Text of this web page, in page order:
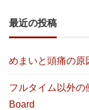
最近の投稿
めまいと頭痛の原
フルタイム以外の
Board